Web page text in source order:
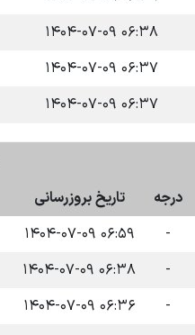
۰۶:۳۸ ۱۴۰۴-۰۷-۰۹
۰۶:۳۷ ۱۴۰۴-۰۷-۰۹
۰۶:۳۷ ۱۴۰۴-۰۷-۰۹
درجه تاریخ بروزرسانی
- ۰۶:۵۹ ۱۴۰۴-۰۷-۰۹
- ۰۶:۳۸ ۱۴۰۴-۰۷-۰۹
- ۰۶:۳۶ ۱۴۰۴-۰۷-۰۹